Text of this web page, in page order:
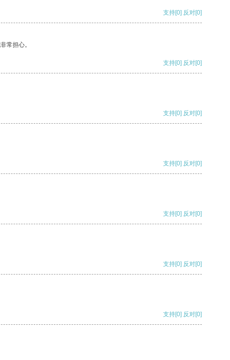
支持[0] 反对[0]
常担心。
支持[0] 反对[0]
支持[0] 反对[0]
支持[0] 反对[0]
支持[0] 反对[0]
支持[0] 反对[0]
支持[0] 反对[0]